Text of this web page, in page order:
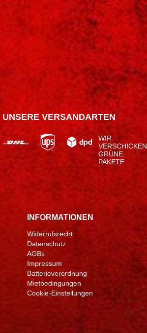
UNSERE VERSANDARTEN
WIR
VERSCHICKEN
GRÜNE
PAKETE
INFORMATIONEN
Widerrufsrecht
Datenschutz
AGBs
Impressum
Batterieverordnung
Mietbedingungen
Cookie-Einstellungen